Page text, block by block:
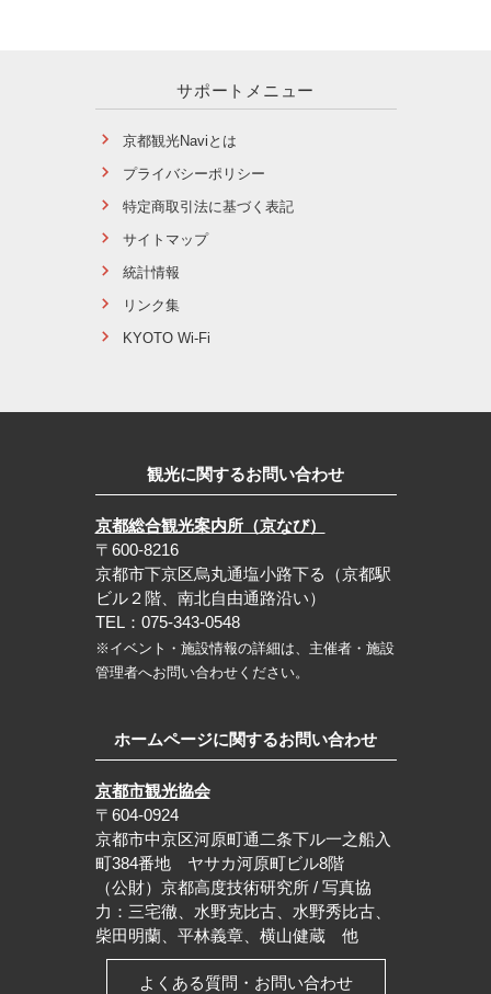
サポートメニュー
京都観光Naviとは
プライバシーポリシー
特定商取引法に基づく表記
サイトマップ
統計情報
リンク集
KYOTO Wi-Fi
観光に関するお問い合わせ
京都総合観光案内所（京なび）
〒600-8216
京都市下京区烏丸通塩小路下る（京都駅
ビル２階、南北自由通路沿い）
TEL：075-343-0548
※イベント・施設情報の詳細は、主催者・施設
管理者へお問い合わせください。
ホームページに関するお問い合わせ
京都市観光協会
〒604-0924
京都市中京区河原町通二条下ル一之船入
町384番地 ヤサカ河原町ビル8階
（公財）京都高度技術研究所 / 写真協
力：三宅徹、水野克比古、水野秀比古、
柴田明蘭、平林義章、横山健蔵 他
よくある質問・お問い合わせ